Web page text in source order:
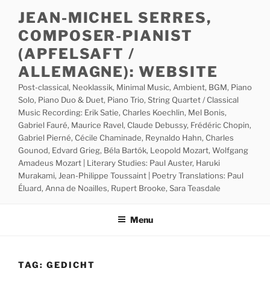
content
JEAN-MICHEL SERRES,
COMPOSER-PIANIST
(APFELSAFT /
ALLEMAGNE): WEBSITE
Post-classical, Neoklassik, Minimal Music, Ambient, BGM, Piano
Solo, Piano Duo & Duet, Piano Trio, String Quartet / Classical
Music Recording: Erik Satie, Charles Koechlin, Mel Bonis,
Gabriel Fauré, Maurice Ravel, Claude Debussy, Frédéric Chopin,
Gabriel Pierné, Cécile Chaminade, Reynaldo Hahn, Charles
Gounod, Edvard Grieg, Béla Bartók, Leopold Mozart, Wolfgang
Amadeus Mozart | Literary Studies: Paul Auster, Haruki
Murakami, Jean-Philippe Toussaint | Poetry Translations: Paul
Éluard, Anna de Noailles, Rupert Brooke, Sara Teasdale
Menu
TAG: GEDICHT